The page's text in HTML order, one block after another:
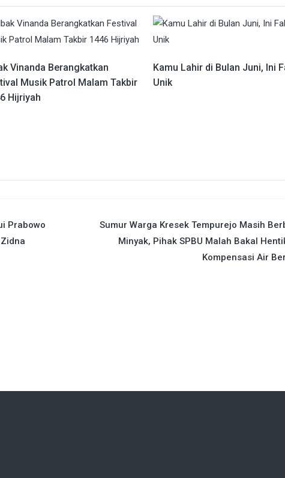
Vinanda Berangkatkan
Musik Patrol Malam Takbir
Hijriyah
Kamu Lahir di Bulan Juni, Ini
Unik
Prabowo
Sumur Warga Kresek Tempurejo Masih
Minyak, Pihak SPBU Malah Bakal
Kompensasi Air